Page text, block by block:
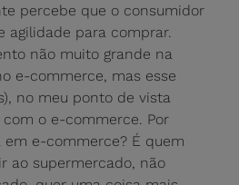
percebe que o consumidor
agilidade para comprar.
não muito grande na
e-commerce, mas esse
no meu ponto de vista
o e-commerce. Por
em e-commerce? É quem
ao supermercado, não